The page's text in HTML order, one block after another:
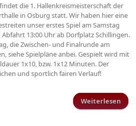
die 1. Hallenkreismeisterschaft der
in Osburg statt. Wir haben hier eine
unser erstes Spiel am Samstag
13:00 Uhr ab Dorfplatz Schillingen.
die Zwischen- und Finalrunde am
siehe Spielpläne anbei. Gespielt wird mit
1x10, bzw. 1x12 Minuten. Der
und sportlich fairen Verlauf!
Weiterlesen